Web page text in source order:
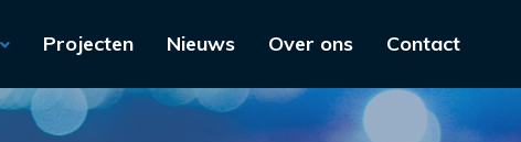
Projecten Nieuws Over ons Contact